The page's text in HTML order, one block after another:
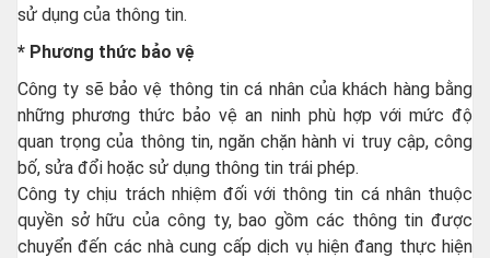
sử dụng của thông tin.
* Phương thức bảo vệ
Công ty sẽ bảo vệ thông tin cá nhân của khách hàng bằng
những phương thức bảo vệ an ninh phù hợp với mức độ
quan trọng của thông tin, ngăn chặn hành vi truy cập, công
bố, sửa đổi hoặc sử dụng thông tin trái phép.
Công ty chịu trách nhiệm đối với thông tin cá nhân thuộc
quyền sở hữu của công ty, bao gồm các thông tin được
chuyển đến các nhà cung cấp dịch vụ hiện đang thực hiện